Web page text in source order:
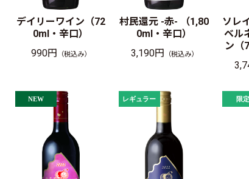
デイリーワイン（72
0ml・辛口）
990円 （税込み）
村民還元 -赤- （1,80
0ml・辛口）
3,190円 （税込み）
ソレ
ベル
ン（